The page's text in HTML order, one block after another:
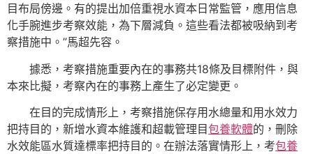
目布局傍邊。有的提出加倍重視水資本日常監管，應用信息
化手腕進步考察效能，為下層減負。這些看法都被吸納到考
察措施中。”馬超先容。
據悉，考察措施重要內在的事務共18條及目標附件，與
本來比擬，考察內在的事務上產生了必定變更。
在目的完成情形上，考察措施保存用水總量和用水效力
把持目的，新增水資本維護和超載管理目包養軟體的，刪除
水效能區水質達標率把持目的。在辦法落實情形上，考包養